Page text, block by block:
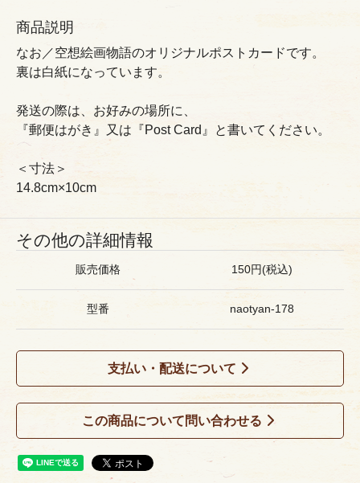
商品説明
なお／空想絵画物語のオリジナルポストカードです。
裏は白紙になっています。
発送の際は、お好みの場所に、
『郵便はがき』又は『Post Card』と書いてください。
＜寸法＞
14.8cm×10cm
その他の詳細情報
販売価格 150円(税込)
型番 naotyan-178
支払い・配送について
この商品について問い合わせる